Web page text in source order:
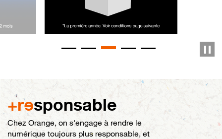
+responsable
Chez Orange, on s'engage à rendre le
numérique toujours plus responsable, et